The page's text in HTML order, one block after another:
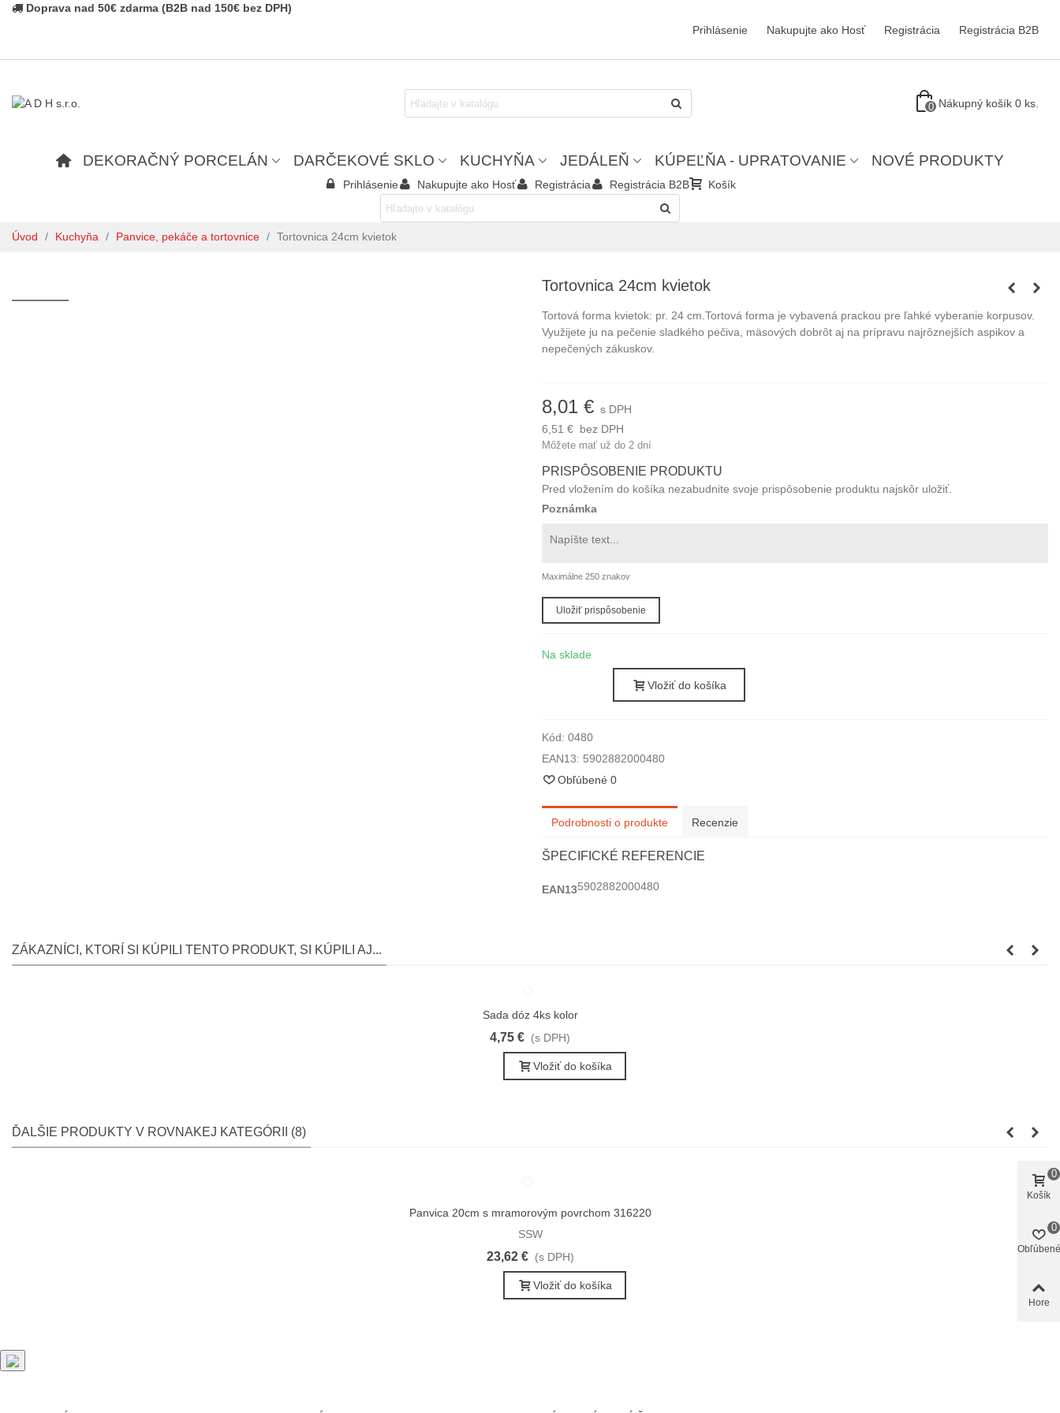
Doprava nad 50€ zdarma (B2B nad 150€ bez DPH)
Prihlásenie
Nakupujte ako Hosť Registrácia Registrácia B2B
0 Nákupný košík 0 ks.
DEKORAČNÝ PORCELÁN DARČEKOVÉ SKLO KUCHYŇA JEDÁLEŇ KÚPEĽŇA - UPRATOVANIE NOVÉ PRODUKTY
Prihlásenie Nakupujte ako Hosť Registrácia Registrácia B2B Košík
Úvod / Kuchyňa / Panvice, pekáče a tortovnice / Tortovnica 24cm kvietok
Tortovnica 24cm kvietok
Tortová forma kvietok: pr. 24 cm.Tortová forma je vybavená prackou pre ľahké vyberanie korpusov.
Využijete ju na pečenie sladkého pečiva, mäsových dobrôt aj na prípravu najrôznejších aspikov a
nepečených zákuskov.
8,01 € s DPH
6,51 € bez DPH
Môžete mať už do 2 dní
PRISPÔSOBENIE PRODUKTU
Pred vložením do košíka nezabudnite svoje prispôsobenie produktu najskôr uložiť.
Poznámka
Maximálne 250 znakov
Uložiť prispôsobenie
Na sklade
Vložiť do košíka
Kód: 0480
EAN13: 5902882000480
Obľúbené 0
Podrobnosti o produkte Recenzie
ŠPECIFICKÉ REFERENCIE
EAN135902882000480
ZÁKAZNÍCI, KTORÍ SI KÚPILI TENTO PRODUKT, SI KÚPILI AJ...
Obľúbené
Sada dóz 4ks kolor
4,75 € (s DPH)
Vložiť do košíka
ĎALŠIE PRODUKTY V ROVNAKEJ KATEGÓRII (8)
Obľúbené
Panvica 20cm s mramorovým povrchom 316220
SSW
23,62 € (s DPH)
Vložiť do košíka
Košík
0
Obľúbené
0
Hore